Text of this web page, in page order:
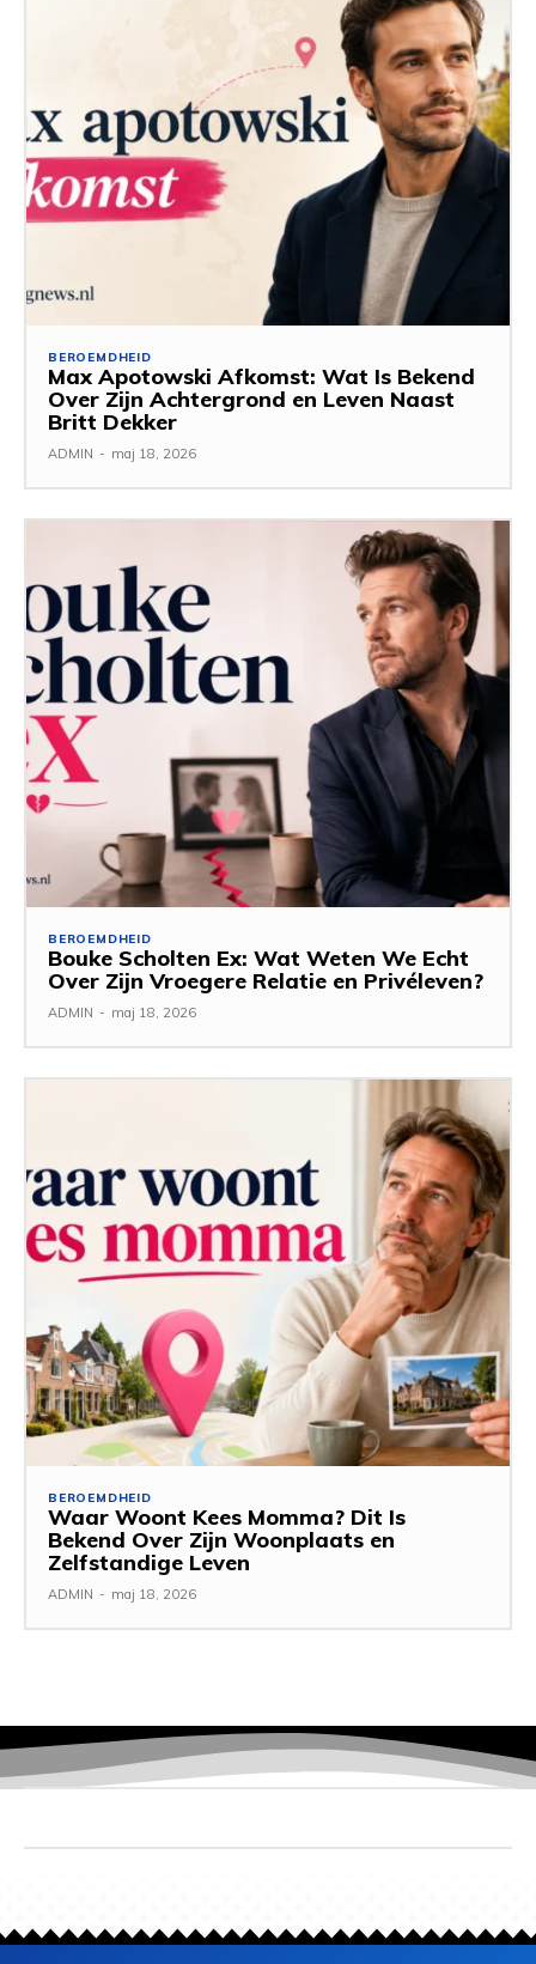
BEROEMDHEID
Max Apotowski Afkomst: Wat Is Bekend
Over Zijn Achtergrond en Leven Naast
Britt Dekker
ADMIN - maj 18, 2026
BEROEMDHEID
Bouke Scholten Ex: Wat Weten We Echt
Over Zijn Vroegere Relatie en Privéleven?
ADMIN - maj 18, 2026
BEROEMDHEID
Waar Woont Kees Momma? Dit Is
Bekend Over Zijn Woonplaats en
Zelfstandige Leven
ADMIN - maj 18, 2026